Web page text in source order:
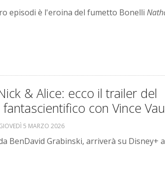
episodi è l'eroina del fumetto Bonelli
& Alice: ecco il trailer del
con Vince
5 MARZO 2026
BenDavid Grabinski, arriverà su Disney+